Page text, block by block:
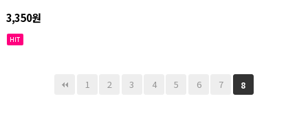
3,350원
1 2 3 4 5 6 7 8